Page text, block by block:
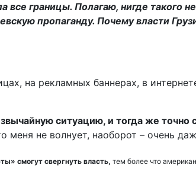
границы. Полагаю, нигде такого
пропаганду. Почему власти
на рекламных баннерах, в
ситуацию, и тогда же точно
не волнует, наоборот – очень
смогут свергнуть власть, тем более что